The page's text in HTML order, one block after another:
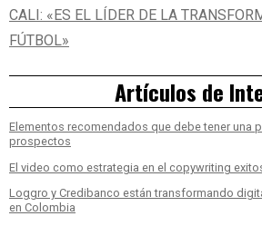
CALI: «ES EL LÍDER DE LA
FÚTBOL»
Artículos de
Elementos recomendados que debe tener una
prospectos
El video como estrategia en el copywriting
Loggro y Credibanco están transformando
en Colombia